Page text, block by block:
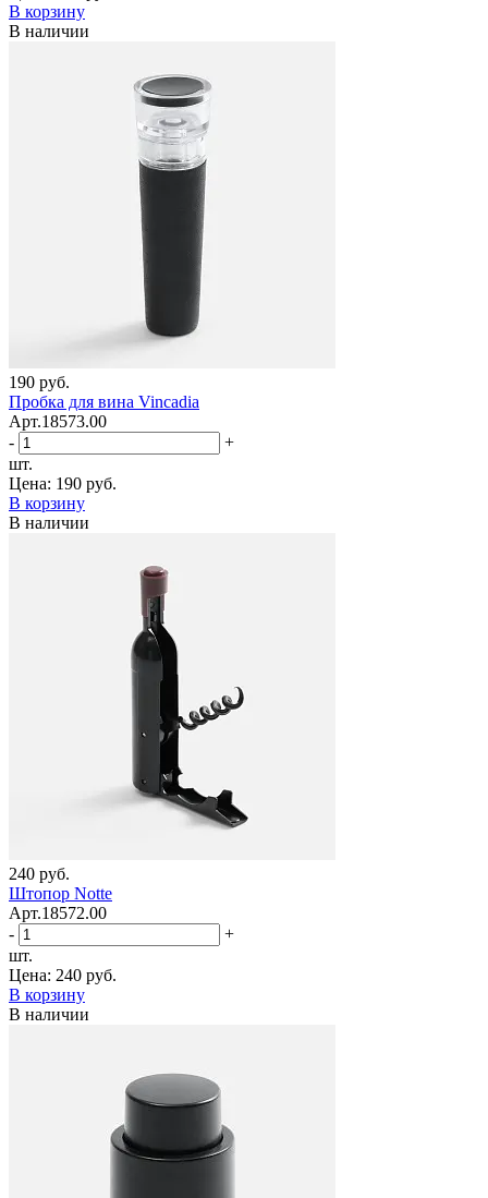
В корзину
В наличии
190 руб.
Пробка для вина Vincadia
Арт.18573.00
-
+
шт.
Цена: 190 руб.
В корзину
В наличии
240 руб.
Штопор Notte
Арт.18572.00
-
+
шт.
Цена: 240 руб.
В корзину
В наличии